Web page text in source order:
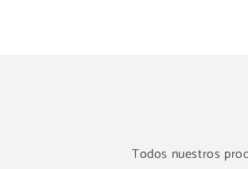
Todos nuestros